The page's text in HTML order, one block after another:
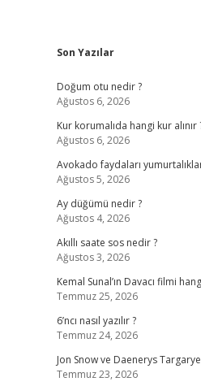
Sidebar
Son Yazılar
Doğum otu nedir ?
Ağustos 6, 2026
Kur korumalıda hangi kur alınır
Ağustos 6, 2026
Avokado faydaları
Ağustos 5, 2026
Ay düğümü nedir ?
Ağustos 4, 2026
Akıllı saate sos nedir ?
Ağustos 3, 2026
Kemal Sunal’ın Davacı filmi
Temmuz 25, 2026
6’ncı nasıl yazılır ?
Temmuz 24, 2026
Jon Snow ve Daenerys
Temmuz 23, 2026